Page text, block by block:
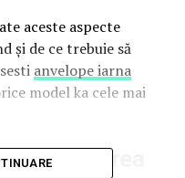
aceste aspecte
și de ce trebuie să
anvelope iarna
model ka cele mai
schimbarea